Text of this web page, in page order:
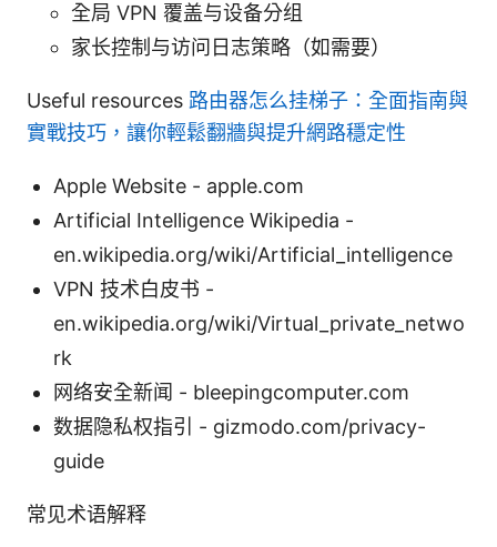
全局 VPN 覆盖与设备分组
家长控制与访问日志策略（如需要）
Useful resources 路由器怎么挂梯子：全面指南與
實戰技巧，讓你輕鬆翻牆與提升網路穩定性
Apple Website - apple.com
Artificial Intelligence Wikipedia -
en.wikipedia.org/wiki/Artificial_intelligence
VPN 技术白皮书 -
en.wikipedia.org/wiki/Virtual_private_netwo
rk
网络安全新闻 - bleepingcomputer.com
数据隐私权指引 - gizmodo.com/privacy-
guide
常见术语解释